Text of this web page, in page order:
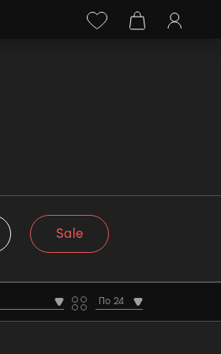
+38 (068) 778-40-38
Sale
По 24